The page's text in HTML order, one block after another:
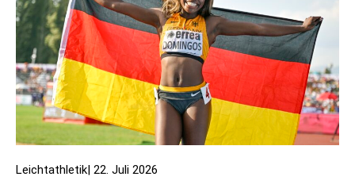
Leichtathletik| 22. Juli 2026